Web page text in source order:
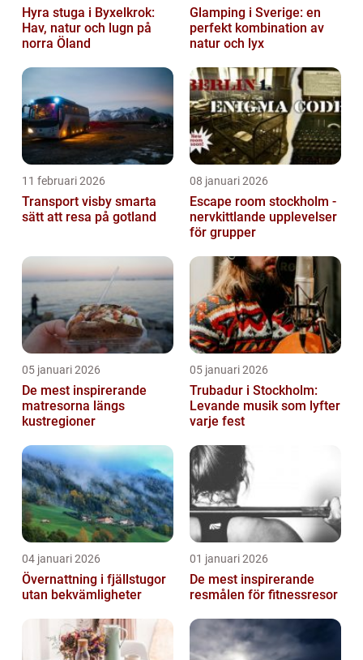
Hyra stuga i Byxelkrok:
Hav, natur och lugn på
norra Öland
Glamping i Sverige: en
perfekt kombination av
natur och lyx
11 februari 2026
Transport visby smarta
sätt att resa på gotland
08 januari 2026
Escape room stockholm -
nervkittlande upplevelser
för grupper
05 januari 2026
De mest inspirerande
matresorna längs
kustregioner
05 januari 2026
Trubadur i Stockholm:
Levande musik som lyfter
varje fest
04 januari 2026
Övernattning i fjällstugor
utan bekvämligheter
01 januari 2026
De mest inspirerande
resmålen för fitnessresor